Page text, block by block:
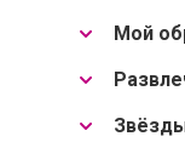
Мой